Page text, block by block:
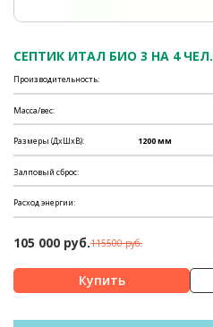
СЕПТИК ИТАЛ БИО 3 НА 4 ЧЕЛ.
Производительность:
Масса/вес:
Размеры (ДхШхВ): 1200 мм
Залповый сброс:
Расход энергии:
105 000 руб.115500 руб.